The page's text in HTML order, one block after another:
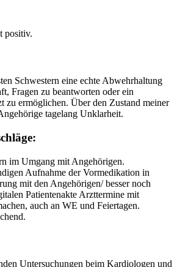
positiv.
Schwestern eine echte Abwehrhaltung
Fragen zu beantworten oder ein
zu ermöglichen. Über den Zustand meiner
tagelang Unklarheit.
im Umgang mit Angehörigen.
Aufnahme der Vormedikation in
mit den Angehörigen/ besser noch
Patientenakte Arzttermine mit
auch an WE und Feiertagen.
Untersuchungen beim Kardiologen und